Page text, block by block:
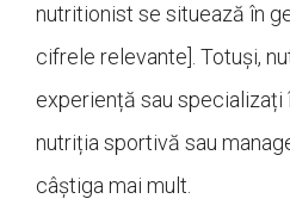
nutritionist se situează în
cifrele relevante]. Totuși,
experiență sau specializați
nutriția sportivă sau
câștiga mai mult.